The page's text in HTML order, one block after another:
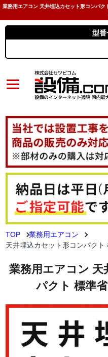
業務用エアコン 天井埋込カセット形コンパ
型番
TOP
業務用エアコン
天井埋込カセット形コンパクト
業務用エアコン 天
パクト 標準